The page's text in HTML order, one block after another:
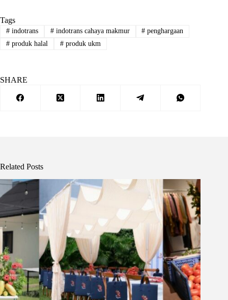
Tags
#indotrans #indotrans cahaya makmur # penghargaan
#produk halal #produk ukm
SHARE
Related Posts